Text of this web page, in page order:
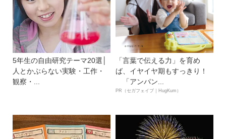
5年生の自由研究テーマ20選│
人とかぶらない実験・工作・
観察・...
「言葉で伝える力」を育め
ば、イヤイヤ期もすっきり！
「アンパン...
PR（セガフェイブ｜HugKum）